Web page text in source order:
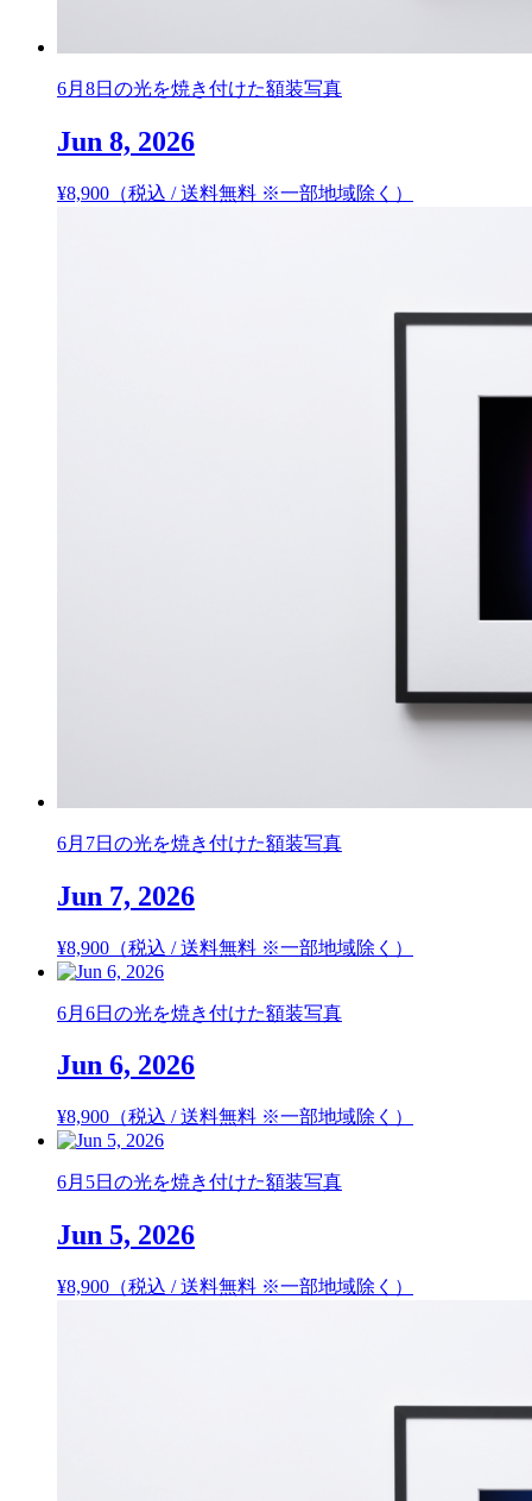
6月8日の光を焼き付けた額装写真
Jun 8, 2026
¥8,900 （税込 / 送料無料 ※一部地域除く）
6月7日の光を焼き付けた額装写真
Jun 7, 2026
¥8,900 （税込 / 送料無料 ※一部地域除く）
6月6日の光を焼き付けた額装写真
Jun 6, 2026
¥8,900 （税込 / 送料無料 ※一部地域除く）
6月5日の光を焼き付けた額装写真
Jun 5, 2026
¥8,900 （税込 / 送料無料 ※一部地域除く）